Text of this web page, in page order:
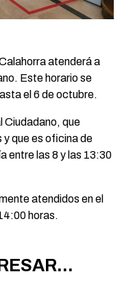
atenderá a
Este horario se
el 6 de octubre.
Ciudadano, que
que es oficina de
entre las 8 y las 13:30
atendidos en el
horas.